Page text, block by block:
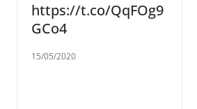
https://t.co/QqFOg9
GCo4
15/05/2020